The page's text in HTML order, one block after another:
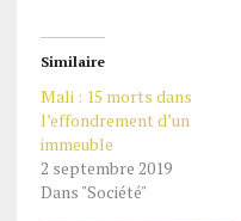
Similaire
Mali : 15 morts dans
l’effondrement d’un
immeuble
2 septembre 2019
Dans "Société"